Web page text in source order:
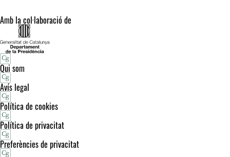
Amb la col·laboració de
Qui som
Avís legal
Política de cookies
Política de privacitat
Preferències de privacitat